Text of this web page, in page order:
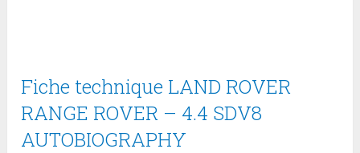
Fiche technique LAND ROVER
RANGE ROVER – 4.4 SDV8
AUTOBIOGRAPHY